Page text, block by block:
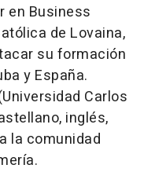
en Business
de Lovaina,
su formación
y España.
Carlos
inglés,
la comunidad